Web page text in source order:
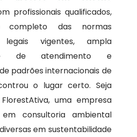
profissionais qualificados,
completo das normas
vigentes, ampla
de atendimento e
padrões internacionais de
o lugar certo. Seja
uma empresa
em consultoria ambiental
em sustentabilidade